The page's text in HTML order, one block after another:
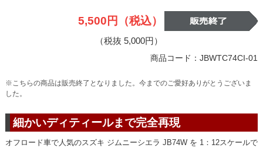
5,500円（税込）
（税抜 5,000円）
商品コード：JBWTC74CI-01
※こちらの商品は販売終了となりました。今までのご愛好ありがとうございま
した。
細かいディティールまで完全再現
オフロード車で人気のスズキ ジムニーシエラ JB74W を 1：12スケールで